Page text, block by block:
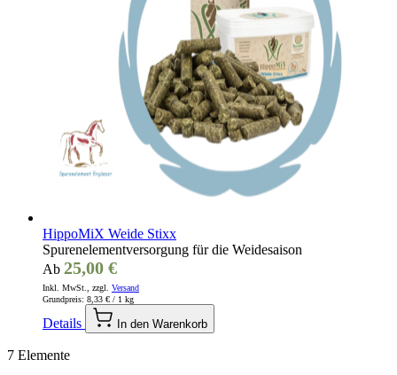
HippoMiX Weide Stixx
Spurenelementversorgung für die Weidesaison
Ab 25,00 €
Inkl. MwSt., zzgl. Versand
Grundpreis: 8,33 € / 1 kg
Details In den Warenkorb
7 Elemente